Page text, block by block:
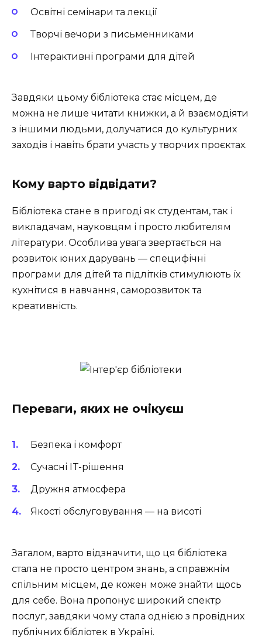
Освітні семінари та лекції
Творчі вечори з письменниками
Інтерактивні програми для дітей
Завдяки цьому бібліотека стає місцем, де
можна не лише читати книжки, а й взаємодіяти
з іншими людьми, долучатися до культурних
заходів і навіть брати участь у творчих проєктах.
Кому варто відвідати?
Бібліотека стане в пригоді як студентам, так і
викладачам, науковцям і просто любителям
літератури. Особлива увага звертається на
розвиток юних дарувань — специфічні
програми для дітей та підлітків стимулюють їх
кухнітися в навчання, саморозвиток та
креативність.
Переваги, яких не очікуєш
Безпека і комфорт
Сучасні IT-рішення
Дружня атмосфера
Якості обслуговування — на висоті
Загалом, варто відзначити, що ця бібліотека
стала не просто центром знань, а справжнім
спільним місцем, де кожен може знайти щось
для себе. Вона пропонує широкий спектр
послуг, завдяки чому стала однією з провідних
публічних бібліотек в Україні.